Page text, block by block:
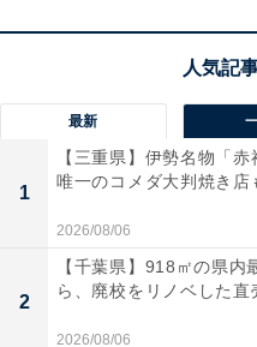
最新
1
【三重県】伊勢名物「
唯一のコメダ大判焼き
2026/08/06
2
【千葉県】918㎡の県内
ら、廃校をリノベした
2026/08/06